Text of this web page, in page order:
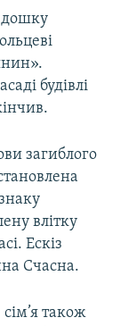
дошку
будівлі
загиблого
влітку
Ескіз
Счасна.
також